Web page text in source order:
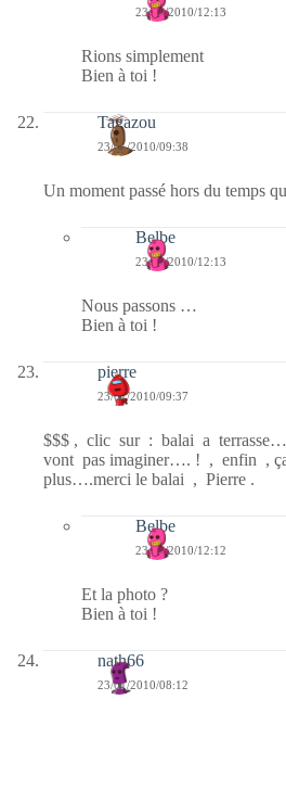
23/01/2010/12:13
Rions simplement
Bien à toi !
Tagazou
23/01/2010/09:38
Un moment passé hors du temps
Belbe
23/01/2010/12:13
Nous passons …
Bien à toi !
pierre
23/01/2010/09:37
$$$ , clic sur : balai a
vont pas imaginer…. ! , enfin ,
plus….merci le balai , Pierre .
Belbe
23/01/2010/12:12
Et la photo ?
Bien à toi !
nath66
23/01/2010/08:12